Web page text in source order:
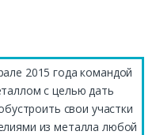
2015 года командой
с целью дать
свои участки
из металла любой